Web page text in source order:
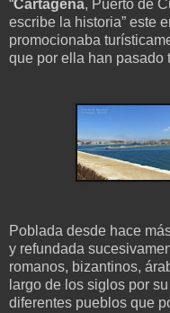
“Cartagena, Puerto de
escribe la historia” este
promocionaba
que por ella han pasado
Poblada desde hace
y refundada
romanos, bizantinos,
largo de los siglos por
diferentes pueblos que